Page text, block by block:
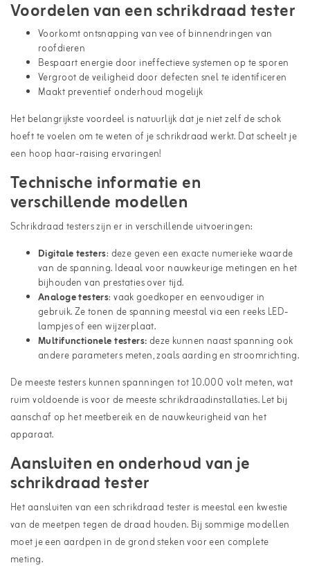
Voordelen van een schrikdraad tester
Voorkomt ontsnapping van vee of binnendringen van
roofdieren
Bespaart energie door ineffectieve systemen op te sporen
Vergroot de veiligheid door defecten snel te identificeren
Maakt preventief onderhoud mogelijk
Het belangrijkste voordeel is natuurlijk dat je niet zelf de schok
hoeft te voelen om te weten of je schrikdraad werkt. Dat scheelt je
een hoop haar-raising ervaringen!
Technische informatie en
verschillende modellen
Schrikdraad testers zijn er in verschillende uitvoeringen:
Digitale testers: deze geven een exacte numerieke waarde
van de spanning. Ideaal voor nauwkeurige metingen en het
bijhouden van prestaties over tijd.
Analogetesters: vaak goedkoper en eenvoudiger in
gebruik. Ze tonen de spanning meestal via een reeks LED-
lampjes of een wijzerplaat.
Multifunctioneletesters:deze kunnen naast spanning ook
andere parameters meten, zoals aarding en stroomrichting.
De meeste testers kunnen spanningen tot 10.000 volt meten, wat
ruim voldoende is voor de meeste schrikdraadinstallaties. Let bij
aanschaf op het meetbereik en de nauwkeurigheid van het
apparaat.
Aansluiten en onderhoud van je
schrikdraad tester
Het aansluiten van een schrikdraad tester is meestal een kwestie
van de meetpen tegen de draad houden. Bij sommige modellen
moet je een aardpen in de grond steken voor een complete
meting.